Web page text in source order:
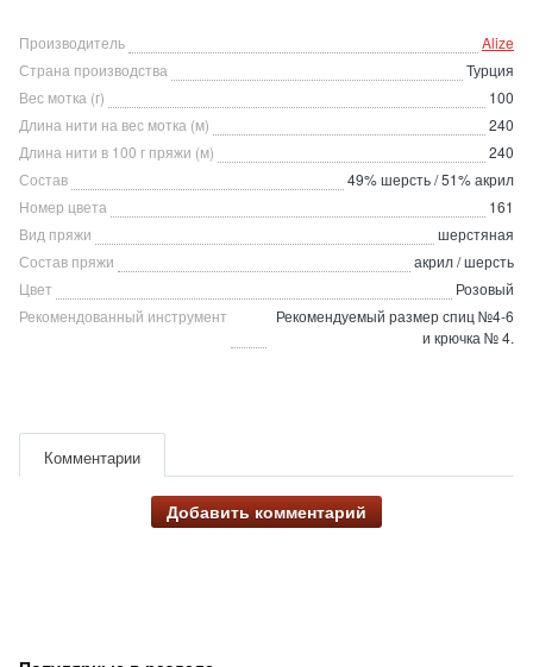
Производитель
Alize
Страна производства
Турция
Вес мотка (г)
100
Длина нити на вес мотка (м)
240
Длина нити в 100 г пряжи (м)
240
Состав
49% шерсть / 51% акрил
Номер цвета
161
Вид пряжи
шерстяная
Состав пряжи
акрил / шерсть
Цвет
Розовый
Рекомендованный инструмент
Рекомендуемый размер спиц №4-6
и крючка № 4.
Комментарии
Добавить комментарий